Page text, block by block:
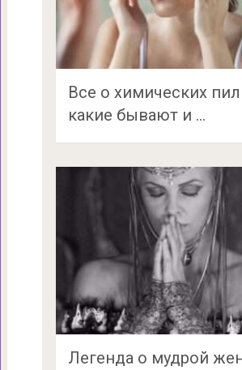
Все о химических
какие бывают и …
Легенда о мудрой